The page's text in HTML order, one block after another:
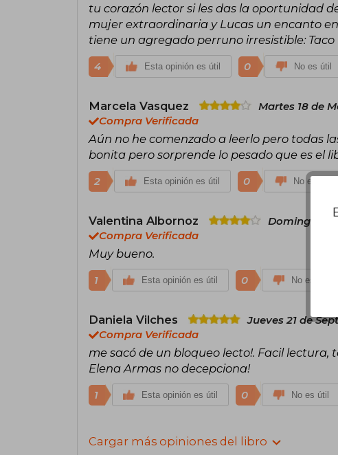
tu corazón lector si les das la oportunidad
mujer extraordinaria y Lucas un encanto
tiene un agregado perruno irresistible: Taco
4 Esta opinión es útil 0 No es útil
Marcela Vasquez
Martes 18 de
Compra Verificada
Aún no he comenzado a leerlo pero todas
bonita pero sorprende lo pesado que es el
2 Esta opinión es útil 0 No es útil
Valentina Albornoz
Domingo 26
Compra Verificada
Muy bueno.
1 Esta opinión es útil 0 No es útil
Daniela Vilches
Jueves 21 de
Compra Verificada
me sacó de un bloqueo lecto!. Facil
Elena Armas no decepciona!
1 Esta opinión es útil 0 No es útil
Cargar más opiniones del libro